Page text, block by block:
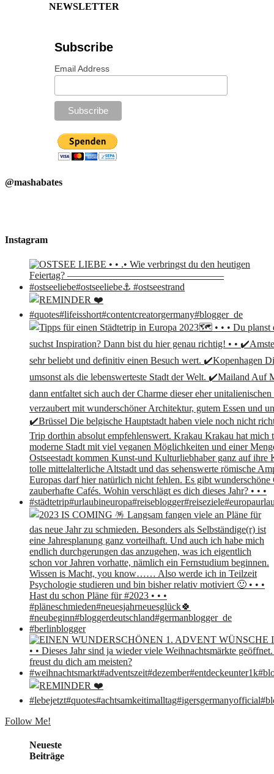
NEWSLETTER
Subscribe
Email Address
@mashabates
Instagram
Follow Me!
Neueste
Beiträge